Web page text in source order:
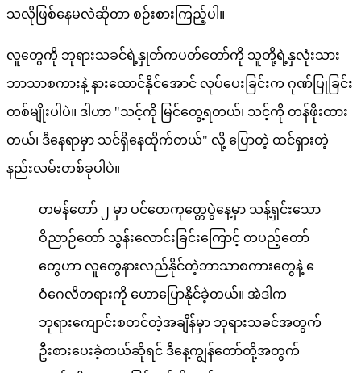
သလိုဖြစ်နေမလဲဆိုတာ စဉ်းစားကြည့်ပါ။
လူတွေကို ဘုရားသခင်ရဲ့နှုတ်ကပတ်တော်ကို သူတို့ရဲ့နှလုံးသား
ဘာသာစကားနဲ့ နားထောင်နိုင်အောင် လုပ်ပေးခြင်းက ဂုဏ်ပြုခြင်း
တစ်မျိုးပါပဲ။ ဒါဟာ "သင့်ကို မြင်တွေ့ရတယ်၊ သင့်ကို တန်ဖိုးထား
တယ်၊ ဒီနေရာမှာ သင်ရှိနေထိုက်တယ်" လို့ ပြောတဲ့ ထင်ရှားတဲ့
နည်းလမ်းတစ်ခုပါပဲ။
တမန်တော် ၂ မှာ ပင်တေကုတ္တေပွဲနေ့မှာ သန့်ရှင်းသော
ဝိညာဉ်တော် သွန်းလောင်းခြင်းကြောင့် တပည့်တော်
တွေဟာ လူတွေနားလည်နိုင်တဲ့ဘာသာစကားတွေနဲ့ ဧ
ဝံဂေလိတရားကို ဟောပြောနိုင်ခဲ့တယ်။ အဲဒါက
ဘုရားကျောင်းစတင်တဲ့အချိန်မှာ ဘုရားသခင်အတွက်
ဦးစားပေးခဲ့တယ်ဆိုရင် ဒီနေ့ကျွန်တော်တို့အတွက်